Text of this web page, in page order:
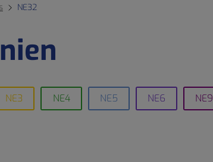
NE32
NE3 NE4 NE5 NE6 NE9